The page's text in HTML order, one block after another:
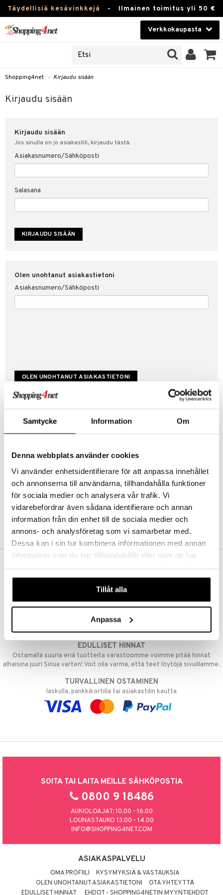
Samtycke Information Om
Denna webbplats använder cookies
Vi använder enhetsidentifierare för att anpassa innehållet
och annonserna till användarna, tillhandahålla funktioner
för sociala medier och analysera vår trafik. Vi
vidarebefordrar även sådana identifierare och annan
information från din enhet till de sociala medier och
annons- och analysföretag som vi samarbetar med.
Dessa kan i sin tur kombinera informationen med annan
information som du har tillhandahållit eller som de har
våra cookies vid fortsatt användande av vår webbplats.
Tillåt alla
Anpassa
Täydellisiä kesävinkkejä - Ilmainen toimitus yli 50 €
Verkkokaupasta
Piilolinssit
Luontaistuotteet
Fitness
Koti & Sisustus
Lelut, Lapsi & Vauva
Tuotemerkkejä
Shopping4net » Kirjaudu sisään
Kirjaudu sisään
Kirjaudu sisään
Jos sinulla on jo asiakastili, kirjaudu tästä.
Asiakasnumero/Sähköposti
Salasana
Olen unohtanut asiakastietoni
Asiakasnumero/Sähköposti
Luo uusi asiakas
Hyviä tarjouksia
Kestotilaus
Arvostele tuotteita
Toivelistat
LUO ASIAKAS
sisään
& vastauksia
myyntiehdot
suojaus
Aina maksuton vaihtoehto, huolimatta siitä ostatko yksittäisen
tuotteen tai koko tilauksellesi joka ylittää 50 €.
NOPEAT TOIMITUKSET
Ennen kello 13.00 tehdyt tilaukset lähetetään normaalisti samana
EDULLISET HINNAT
Ostamalla suuria eriä tuotteita varastoomme voimme pitää hinnat
alhaisina juuri Sinua varten! Voit olla varma, että teet löytöjä sivuillamme.
TURVALLINEN OSTAMINEN
laskulla, pankkikortilla tai asiakastilin kautta
SOITA TAI LAITA MEILLE SÄHKÖPOSTIA
0800 9 18486
AUKIOLOAJAT: 10.00 - 16.00
LOUNASTAUKO 13.00 - 14.00
INFO@SHOPPING4NET.COM
ASIAKASPALVELU
OMA PROFIILI
KYSYMYKSIÄ & VASTAUKSIA
OLEN UNOHTANUT ASIAKASTIETONI
OTA YHTEYTTÄ
EDULLISET HINNAT
EHDOT - SHOPPING4NETIN MYYNTIEHDOT